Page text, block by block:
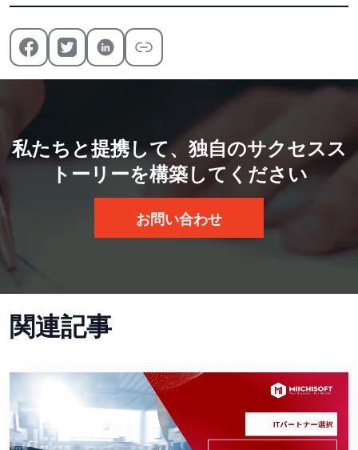
私たちと提携して、独自のサクセスス
トーリーを構築してください
お問い合わせ
関連記事